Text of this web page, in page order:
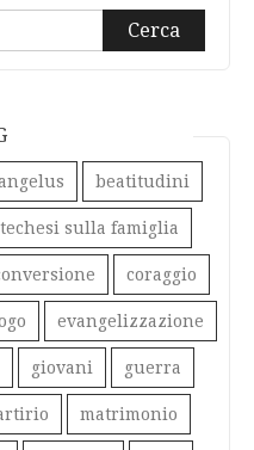
beatitudini
sulla famiglia
coraggio
evangelizzazione
giovani guerra
matrimonio